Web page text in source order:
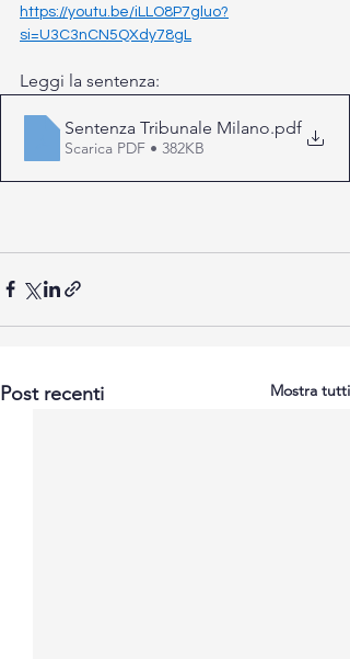
https://youtu.be/iLLO8P7gluo?
si=U3C3nCN5QXdy78gL
Leggi la sentenza:
Sentenza Tribunale Milano.pdf
Scarica PDF • 382KB
Post recenti Mostra tutti